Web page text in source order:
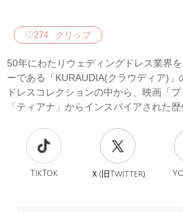
♡274 クリップ
50年にわたりウェディングドレス業界
ーである「KURAUDIA(クラウディア)
ドレスコレクションの中から、映画「
「ティアナ」からインスパイアされた
TikTok Ｘ(旧Twitter)